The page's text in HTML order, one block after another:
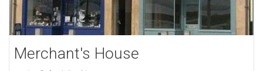
Merchant's House